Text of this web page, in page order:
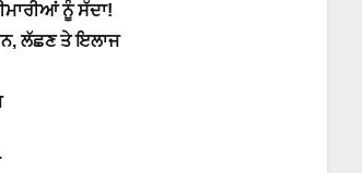
ਨੂੰ ਸੱਦਾ!
ਲੱਛਣ ਤੇ ਇਲਾਜ